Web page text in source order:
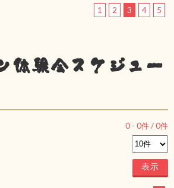
1 2 3 4 5
体験会スケジュー
0 - 0件 /0件